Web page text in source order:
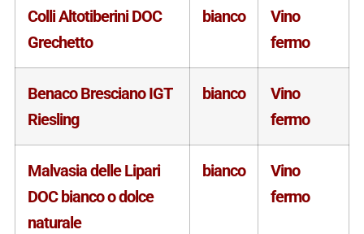
Colli Altotiberini DOC
Grechetto
bianco
Vino
fermo
Benaco Bresciano IGT
Riesling
bianco
Vino
fermo
Malvasia delle Lipari
DOC bianco o dolce
naturale
bianco
Vino
fermo